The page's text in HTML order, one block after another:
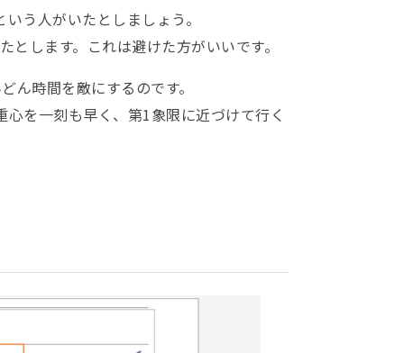
う人がいたとしましょう。
します。これは避けた方がいいです。
ん時間を敵にするのです。
を一刻も早く、第1象限に近づけて行く